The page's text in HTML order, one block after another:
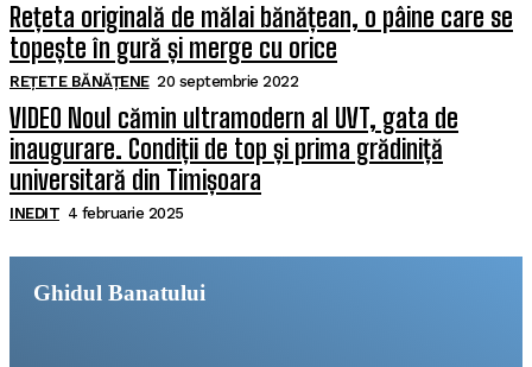
Rețeta originală de mălai bănățean, o pâine care se
topește în gură și merge cu orice
REȚETE BĂNĂȚENE 20 septembrie 2022
VIDEO Noul cămin ultramodern al UVT, gata de
inaugurare. Condiții de top și prima grădiniță
universitară din Timișoara
INEDIT 4 februarie 2025
Ghidul Banatului